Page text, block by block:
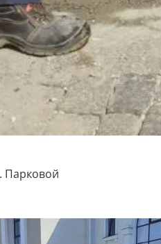
Парковой